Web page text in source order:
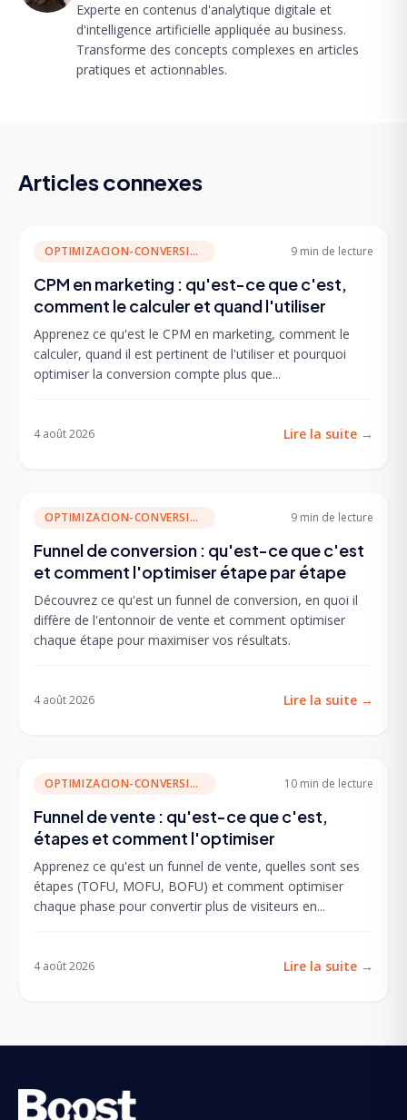
Experte en contenus d'analytique digitale et
d'intelligence artificielle appliquée au business.
Transforme des concepts complexes en articles
pratiques et actionnables.
Articles connexes
OPTIMIZACION-CONVERSION 9 min de lecture
CPM en marketing : qu'est-ce que c'est,
comment le calculer et quand l'utiliser
Apprenez ce qu'est le CPM en marketing, comment le
calculer, quand il est pertinent de l'utiliser et pourquoi
optimiser la conversion compte plus que...
4 août 2026 Lire la suite →
OPTIMIZACION-CONVERSION 9 min de lecture
Funnel de conversion : qu'est-ce que c'est
et comment l'optimiser étape par étape
Découvrez ce qu'est un funnel de conversion, en quoi il
diffère de l'entonnoir de vente et comment optimiser
chaque étape pour maximiser vos résultats.
4 août 2026 Lire la suite →
OPTIMIZACION-CONVERSION 10 min de lecture
Funnel de vente : qu'est-ce que c'est,
étapes et comment l'optimiser
Apprenez ce qu'est un funnel de vente, quelles sont ses
étapes (TOFU, MOFU, BOFU) et comment optimiser
chaque phase pour convertir plus de visiteurs en...
4 août 2026 Lire la suite →